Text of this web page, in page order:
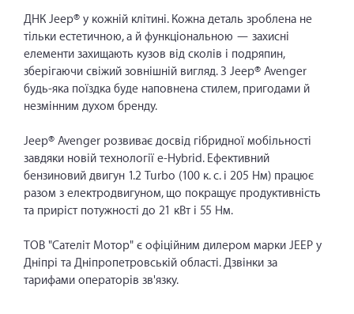
ДНК Jeep® у кожній клітині. Кожна деталь зроблена не
тільки естетичною, а й функціональною — захисні
елементи захищають кузов від сколів і подряпин,
зберігаючи свіжий зовнішній вигляд. З Jeep® Avenger
будь-яка поїздка буде наповнена стилем, пригодами й
незмінним духом бренду.
Jeep® Avenger розвиває досвід гібридної мобільності
завдяки новій технології e-Hybrid. Ефективний
бензиновий двигун 1.2 Turbo (100 к. с. і 205 Нм) працює
разом з електродвигуном, що покращує продуктивність
та приріст потужності до 21 кВт і 55 Нм.
ТОВ "Сателіт Мотор" є офіційним дилером марки JEEP у
Дніпрі та Дніпропетровській області. Дзвінки за
тарифами операторів зв'язку.